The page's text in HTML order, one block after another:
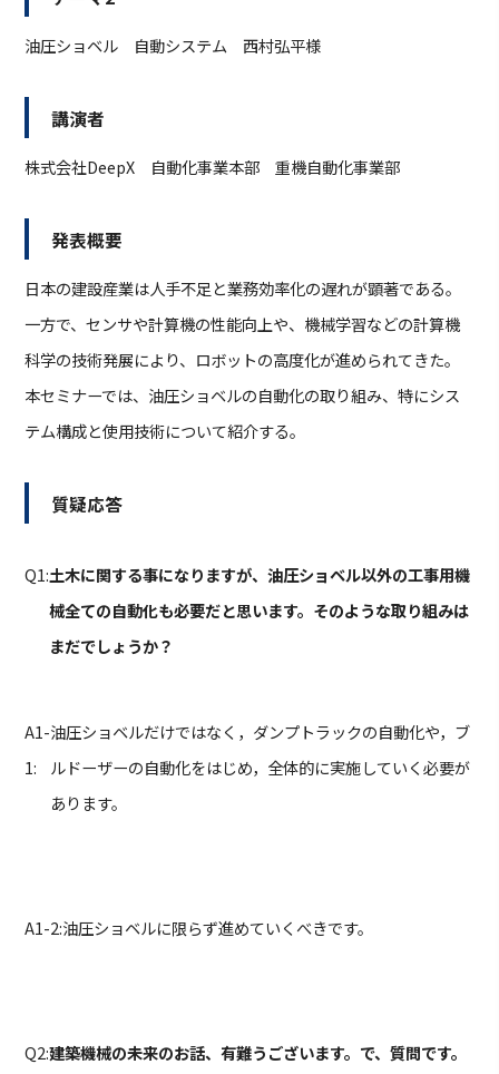
油圧ショベル 自動システム 西村弘平様
講演者
株式会社DeepX 自動化事業本部 重機自動化事業部
発表概要
日本の建設産業は人手不足と業務効率化の遅れが顕著である。
一方で、センサや計算機の性能向上や、機械学習などの計算機
科学の技術発展により、ロボットの高度化が進められてきた。
本セミナーでは、油圧ショベルの自動化の取り組み、特にシス
テム構成と使用技術について紹介する。
質疑応答
Q1:土木に関する事になりますが、油圧ショベル以外の工事用機
械全ての自動化も必要だと思います。そのような取り組みは
まだでしょうか？
A1-
1:
油圧ショベルだけではなく，ダンプトラックの自動化や，ブ
ルドーザーの自動化をはじめ，全体的に実施していく必要が
あります。
A1-2:油圧ショベルに限らず進めていくべきです。
Q2:建築機械の未来のお話、有難うございます。で、質問です。